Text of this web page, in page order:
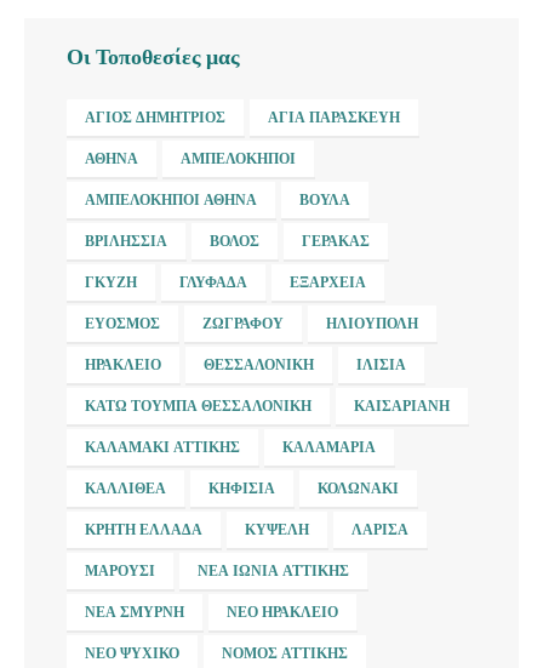
Οι Τοποθεσίες μας
ΆΓΙΟΣ ΔΗΜΉΤΡΙΟΣ ΑΓΊΑ ΠΑΡΑΣΚΕΥΉ
ΑΘΉΝΑ ΑΜΠΕΛΌΚΗΠΟΙ
ΑΜΠΕΛΌΚΗΠΟΙ ΑΘΉΝΑ ΒΟΎΛΑ
ΒΡΙΛΉΣΣΙΑ ΒΌΛΟΣ ΓΈΡΑΚΑΣ
ΓΚΎΖΗ ΓΛΥΦΆΔΑ ΕΞΆΡΧΕΙΑ
ΕΎΟΣΜΟΣ ΖΩΓΡΆΦΟΥ ΗΛΙΟΎΠΟΛΗ
ΗΡΆΚΛΕΙΟ ΘΕΣΣΑΛΟΝΊΚΗ ΙΛΊΣΙΑ
ΚΆΤΩ ΤΟΎΜΠΑ ΘΕΣΣΑΛΟΝΊΚΗ ΚΑΙΣΑΡΙΑΝΉ
ΚΑΛΑΜΆΚΙ ΑΤΤΙΚΉΣ ΚΑΛΑΜΑΡΙΆ
ΚΑΛΛΙΘΈΑ ΚΗΦΙΣΙΆ ΚΟΛΩΝΆΚΙ
ΚΡΉΤΗ ΕΛΛΆΔΑ ΚΥΨΈΛΗ ΛΆΡΙΣΑ
ΜΑΡΟΎΣΙ ΝΈΑ ΙΩΝΊΑ ΑΤΤΙΚΉΣ
ΝΈΑ ΣΜΎΡΝΗ ΝΈΟ ΗΡΆΚΛΕΙΟ
ΝΈΟ ΨΥΧΙΚΌ ΝΟΜΌΣ ΑΤΤΙΚΉΣ